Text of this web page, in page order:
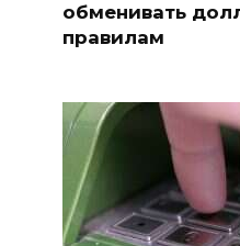
обменивать
правилам